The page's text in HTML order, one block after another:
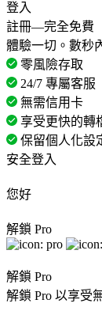
登入
註冊—完全免費
體驗一切。數秒
零風險存取
24/7 專屬客服
無需信用卡
享受更快的轉
保留個人化設
安全登入
您好
解鎖 Pro
解鎖 Pro
解鎖 Pro 以享受